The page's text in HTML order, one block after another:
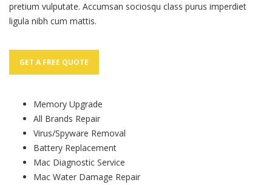
pretium vulputate. Accumsan sociosqu class purus imperdiet
ligula nibh cum mattis.
GET A FREE QUOTE
Memory Upgrade
All Brands Repair
Virus/Spyware Removal
Battery Replacement
Mac Diagnostic Service
Mac Water Damage Repair